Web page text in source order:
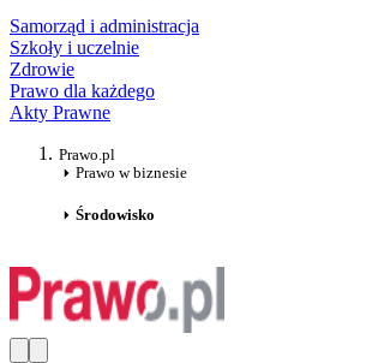
Samorząd i administracja
Szkoły i uczelnie
Zdrowie
Prawo dla każdego
Akty Prawne
Prawo.pl
Prawo w biznesie
Środowisko